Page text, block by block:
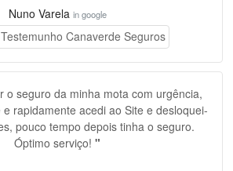
Nuno Varela in google
o seguro da minha mota com urgência,
rapidamente acedi ao Site e desloquei-
pouco tempo depois tinha o seguro.
Óptimo serviço! "